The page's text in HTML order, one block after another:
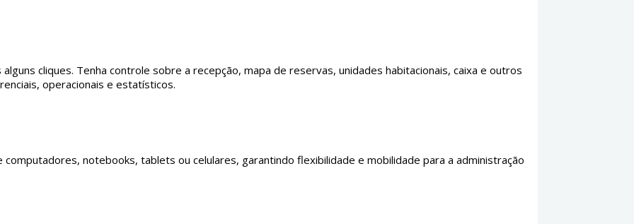
cliques. Tenha controle sobre a recepção, mapa de reservas, unidades habitacionais, caixa e outros
operacionais e estatísticos.
notebooks, tablets ou celulares, garantindo flexibilidade e mobilidade para a administração